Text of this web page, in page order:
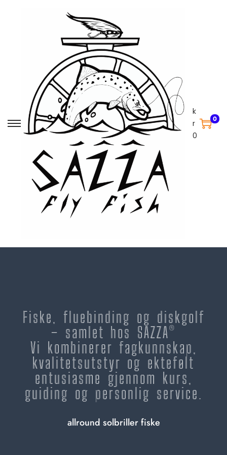
k
r
0
0
Fiske, fluebinding og diskgolf
– samlet hos SAZZA®
Vi kombinerer fagkunnskap,
kvalitetsutstyr og ektefølt
entusiasme gjennom kurs,
guiding og personlig service.
allround solbriller fiske